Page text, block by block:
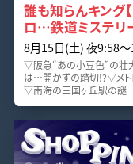
誰も知らんキング
ロ…鉄道ミステリ
8月15日(土) 夜9:58
▽阪急“あの小豆色”の壮
は…開かずの踏切!?▽メト
▽南海の三国ヶ丘駅の謎